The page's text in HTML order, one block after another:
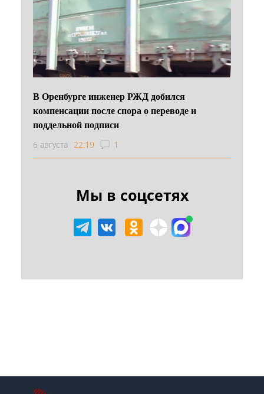
В Оренбурге инженер РЖД добился
компенсации после спора о переводе и
поддельной подписи
6 августа 22:19 1
Мы в соцсетях